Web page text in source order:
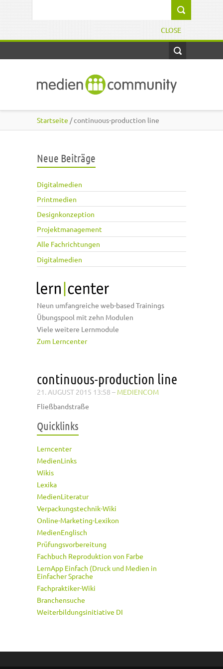
CLOSE
Startseite / continuous-production line
Neue Beiträge
Digitalmedien
Printmedien
Designkonzeption
Projektmanagement
Alle Fachrichtungen
Digitalmedien
Neun umfangreiche web-based Trainings
Übungspool mit zehn Modulen
Viele weitere Lernmodule
Zum Lerncenter
continuous-production line
21. AUGUST 2015 13:58 – MEDIENCOM
Fließbandstraße
Quicklinks
Lerncenter
MedienLinks
Wikis
Lexika
MedienLiteratur
Verpackungstechnik-Wiki
Online-Marketing-Lexikon
MedienEnglisch
Prüfungsvorbereitung
Fachbuch Reproduktion von Farbe
LernApp Einfach (Druck und Medien in
Einfacher Sprache
Fachpraktiker-Wiki
Branchensuche
Weiterbildungsinitiative DI